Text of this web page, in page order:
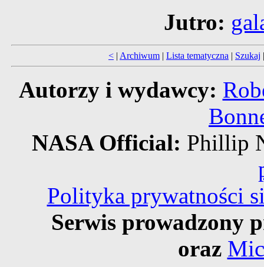
Jutro:
< | Archiwum | Lista tematyczna | Szukaj
Autorzy i wydawcy:
NASA Official: Phillip
Polityka prywatności
Serwis prowadzony
oraz